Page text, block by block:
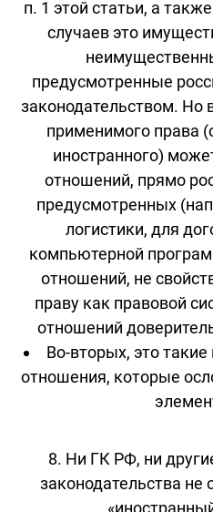
п. 1 этой статьи, а
случаев это
предусмотренные
законодательством. Но
применимого права
иностранного)
отношений, прямо
предусмотренных
логистики, для
компьютерной
отношений, не
праву как правовой
отношений
Во-вторых, это
отношения, которые
8. Ни ГК РФ, ни
законодательства